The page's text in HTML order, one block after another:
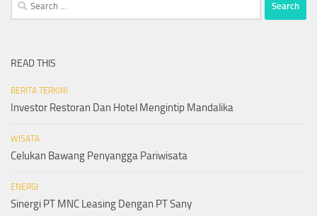
for:
READ THIS
BERITA TERKINI
Investor Restoran Dan Hotel Mengintip Mandalika
WISATA
Celukan Bawang Penyangga Pariwisata
ENERGI
Sinergi PT MNC Leasing Dengan PT Sany